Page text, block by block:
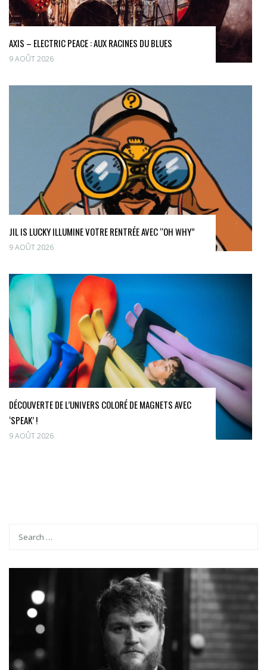
AXIS – ELECTRIC PEACE : AUX RACINES DU BLUES
9 AOÛT 2026
JIL IS LUCKY ILLUMINE VOTRE RENTRÉE AVEC “OH WHY”
9 AOÛT 2026
DÉCOUVERTE DE L’UNIVERS COLORÉ DE MAGNETS AVEC
‘SPEAK’ !
9 AOÛT 2026